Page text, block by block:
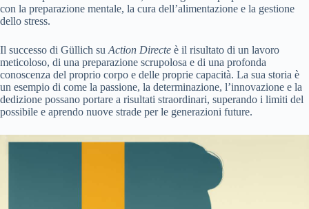
con la preparazione mentale, la cura dell’alimentazione e la gestione
dello stress.
Il successo di Güllich su Action Directe è il risultato di un lavoro
meticoloso, di una preparazione scrupolosa e di una profonda
conoscenza del proprio corpo e delle proprie capacità. La sua storia è
un esempio di come la passione, la determinazione, l’innovazione e la
dedizione possano portare a risultati straordinari, superando i limiti del
possibile e aprendo nuove strade per le generazioni future.